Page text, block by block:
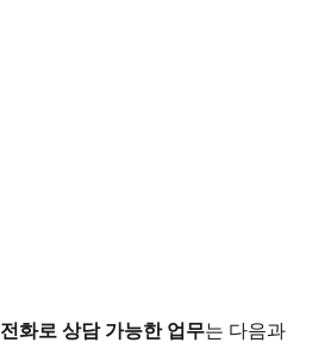
전화로 상담 가능한 업무는 다음과